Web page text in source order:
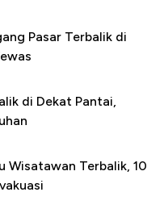
Pasar Terbalik di
di Dekat Pantai,
Wisatawan Terbalik, 10